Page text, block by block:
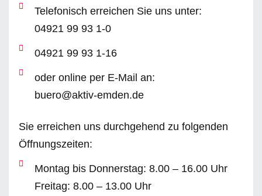
Telefonisch erreichen Sie uns unter:
04921 99 93 1-0
04921 99 93 1-16
oder online per E-Mail an:
buero@aktiv-emden.de
Sie erreichen uns durchgehend zu folgenden
Öffnungszeiten:
Montag bis Donnerstag: 8.00 – 16.00 Uhr
Freitag: 8.00 – 13.00 Uhr